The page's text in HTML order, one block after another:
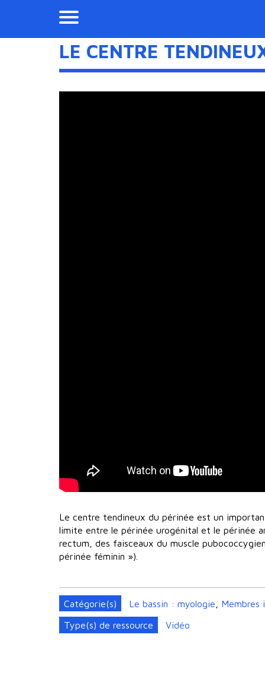
LE CENTRE
Le centre tendineux du périnée est un
limite entre le périnée urogénital et le périnée
rectum, des faisceaux du muscle
périnée féminin »).
Catégorie(s) Le bassin : myologie Membres
Type(s) de ressource Vidéo